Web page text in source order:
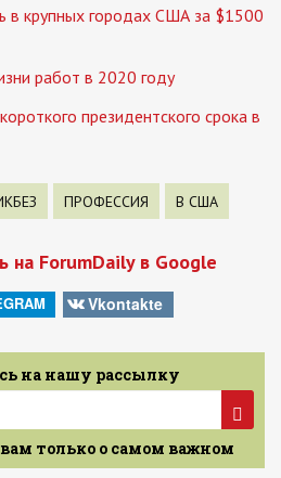
в крупных городах США за $1500
работ в 2020 году
президентского срока в
ПРОФЕССИЯ В США
на ForumDaily в Google
Vkontakte
на нашу рассылку
только о самом важном